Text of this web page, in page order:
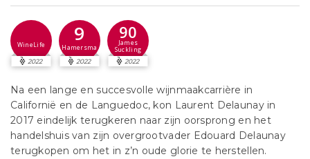
WineLife
2022
9
Hamersma
2022
90
James
Suckling
2022
Na een lange en succesvolle wijnmaakcarrière in
Californië en de Languedoc, kon Laurent Delaunay in
2017 eindelijk terugkeren naar zijn oorsprong en het
handelshuis van zijn overgrootvader Edouard Delaunay
terugkopen om het in z’n oude glorie te herstellen.